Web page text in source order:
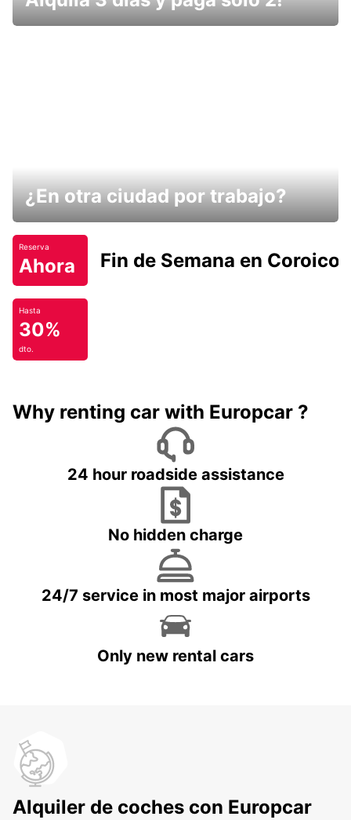
¿En otra ciudad por trabajo?
Reserva
Ahora Fin de Semana en Coroico.
Hasta
30%
dto.
Why renting car with Europcar ?
24 hour roadside assistance
No hidden charge
24/7 service in most major airports
Only new rental cars
Alquiler de coches con Europcar